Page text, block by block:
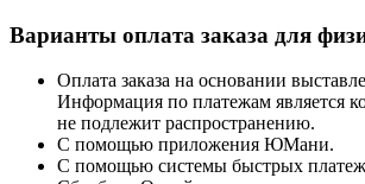
Варианты оплата заказа для
Оплата заказа на основании
Информация по платежам является
не подлежит распространению.
С помощью приложения ЮМани.
С помощью системы быстрых